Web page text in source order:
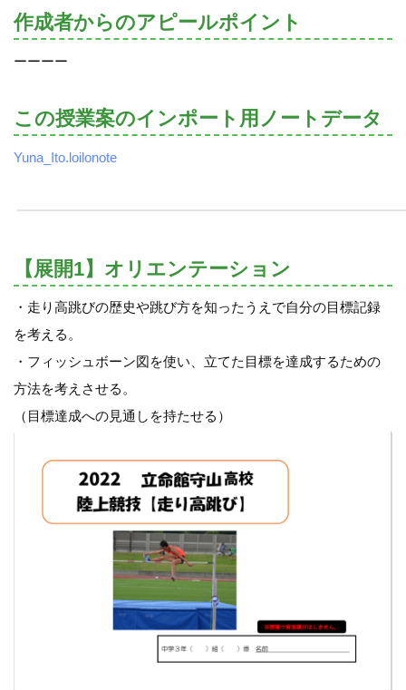
作成者からのアピールポイント
ーーーー
この授業案のインポート用ノートデータ
Yuna_Ito.loilonote
【展開1】オリエンテーション
・走り高跳びの歴史や跳び方を知ったうえで自分の目標記録
を考える。
・フィッシュボーン図を使い、立てた目標を達成するための
方法を考えさせる。
（目標達成への見通しを持たせる）